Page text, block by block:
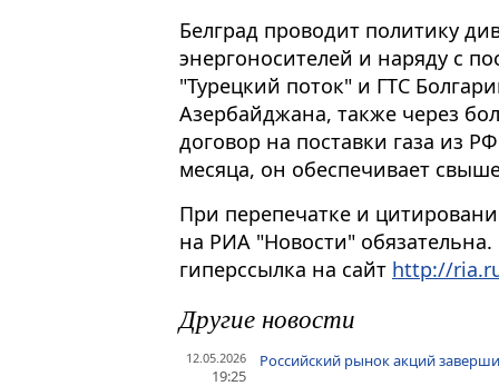
Белград проводит политику
энергоносителей и наряду с
"Турецкий поток" и ГТС
Азербайджана, также через
договор на поставки газа из
месяца, он обеспечивает
При перепечатке и
на РИА "Новости"
гиперссылка на сайт http://
Другие новости
12.05.2026
19:25
Российский рынок акций